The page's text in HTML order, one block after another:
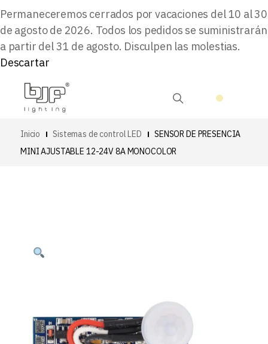
Permaneceremos cerrados por vacaciones del 10 al 30
de agosto de 2026. Todos los pedidos se suministrarán
a partir del 31 de agosto. Disculpen las molestias.
Descartar
Inicio Sistemas de control LED
SENSOR DE PRESENCIA
MINI AJUSTABLE 12-24V 8A MONOCOLOR